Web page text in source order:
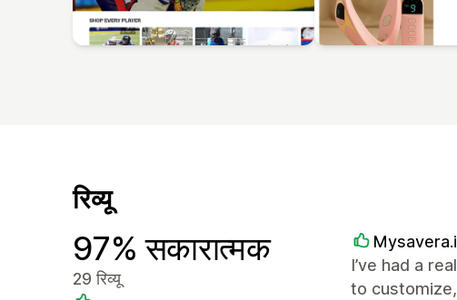
रिव्यू
97% सकारात्मक
29 रिव्यू
I’ve had a
to